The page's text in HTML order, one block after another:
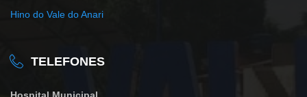
Hino do Vale do Anari
TELEFONES